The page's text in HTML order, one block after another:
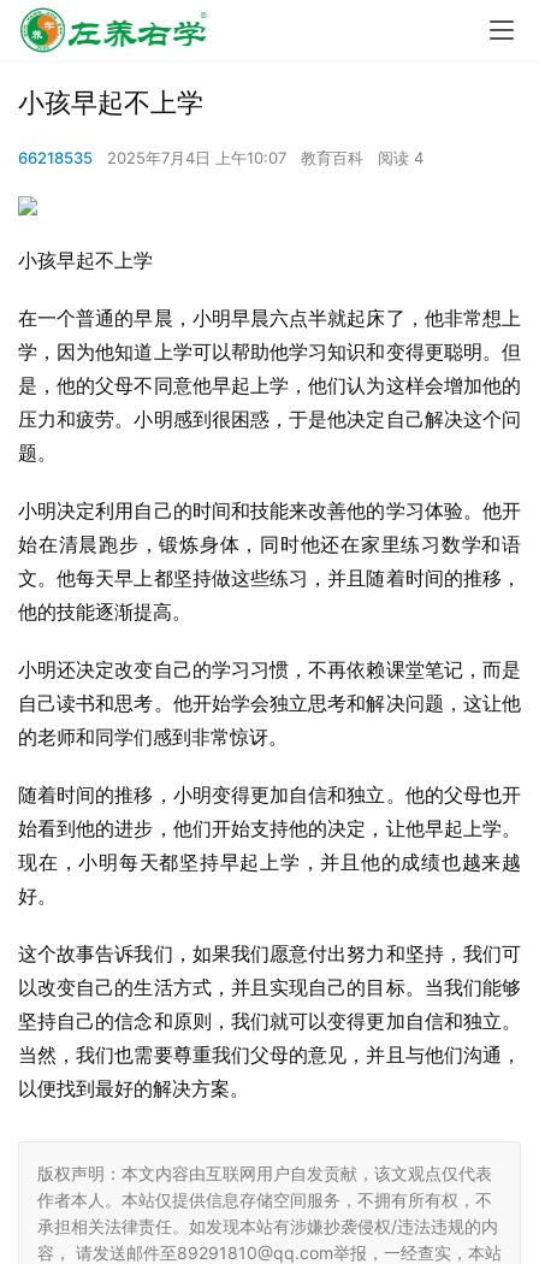
小孩早起不上学
66218535 2025年7月4日 上午10:07 教育百科 阅读 4
小孩早起不上学
在一个普通的早晨，小明早晨六点半就起床了，他非常想上
学，因为他知道上学可以帮助他学习知识和变得更聪明。但
是，他的父母不同意他早起上学，他们认为这样会增加他的
压力和疲劳。小明感到很困惑，于是他决定自己解决这个问
题。
小明决定利用自己的时间和技能来改善他的学习体验。他开
始在清晨跑步，锻炼身体，同时他还在家里练习数学和语
文。他每天早上都坚持做这些练习，并且随着时间的推移，
他的技能逐渐提高。
小明还决定改变自己的学习习惯，不再依赖课堂笔记，而是
自己读书和思考。他开始学会独立思考和解决问题，这让他
的老师和同学们感到非常惊讶。
随着时间的推移，小明变得更加自信和独立。他的父母也开
始看到他的进步，他们开始支持他的决定，让他早起上学。
现在，小明每天都坚持早起上学，并且他的成绩也越来越
好。
这个故事告诉我们，如果我们愿意付出努力和坚持，我们可
以改变自己的生活方式，并且实现自己的目标。当我们能够
坚持自己的信念和原则，我们就可以变得更加自信和独立。
当然，我们也需要尊重我们父母的意见，并且与他们沟通，
以便找到最好的解决方案。
版权声明：本文内容由互联网用户自发贡献，该文观点仅代表
作者本人。本站仅提供信息存储空间服务，不拥有所有权，不
承担相关法律责任。如发现本站有涉嫌抄袭侵权/违法违规的内
容， 请发送邮件至89291810@qq.com举报，一经查实，本站